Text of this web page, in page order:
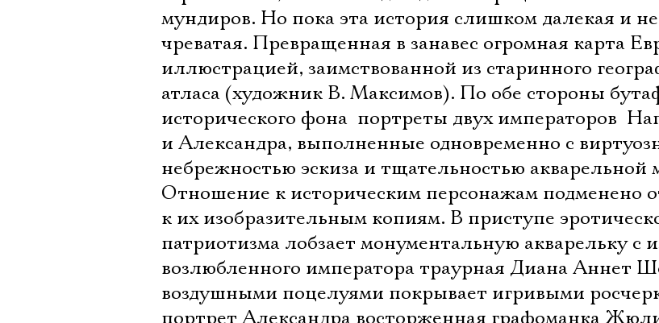
мундиров. Но пока эта история слишком далекая и
чреватая. Превращенная в занавес огромная карта
иллюстрацией, заимствованной из старинного
атласа (художник В. Максимов). По обе стороны
исторического фона  портреты двух императоров 
и Александра, выполненные одновременно с
небрежностью эскиза и тщательностью
Отношение к историческим персонажам подменено
к их изобразительным копиям. В приступе
патриотизма лобзает монументальную акварельку с
возлюбленного императора траурная Диана Аннет
воздушными поцелуями покрывает игривыми
портрет Александра восторженная графоманка